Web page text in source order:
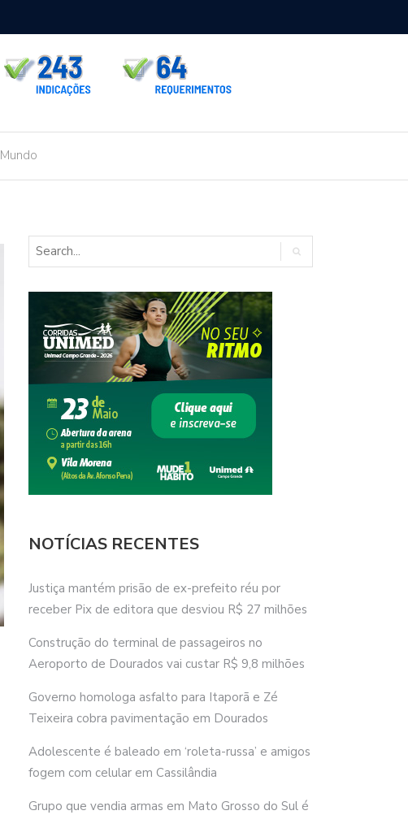
Dourados
Mundo
NOTÍCIAS RECENTES
Justiça mantém prisão de ex-prefeito réu por
receber Pix de editora que desviou R$ 27 milhões
Construção do terminal de passageiros no
Aeroporto de Dourados vai custar R$ 9,8 milhões
Governo homologa asfalto para Itaporã e Zé
Teixeira cobra pavimentação em Dourados
Adolescente é baleado em ‘roleta-russa’ e amigos
fogem com celular em Cassilândia
Grupo que vendia armas em Mato Grosso do Sul é